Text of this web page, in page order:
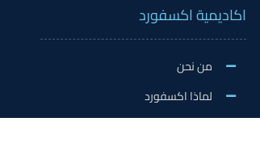
اكاديمية اكسفورد
من نحن
لماذا اكسفورد